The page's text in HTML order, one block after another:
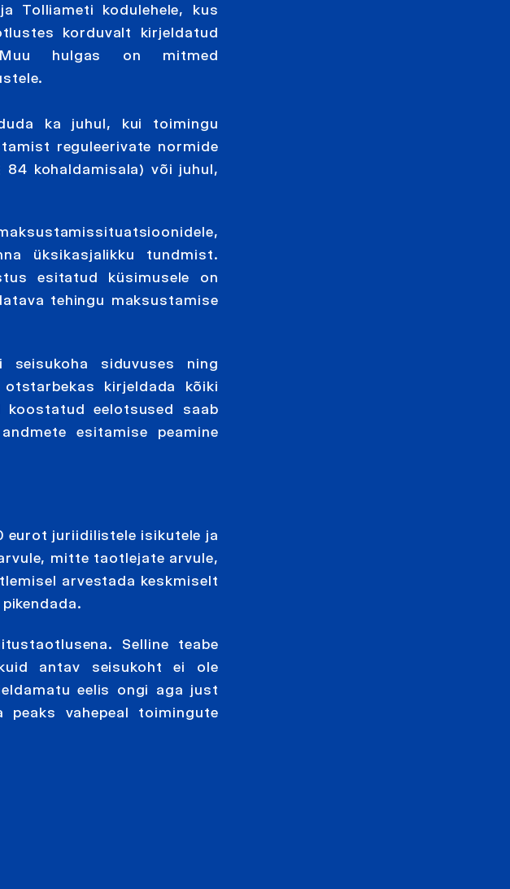
Tolliameti kodulehele, kus
korduvalt kirjeldatud
Muu hulgas on mitmed
ka juhul, kui toimingu
reguleerivate normide
84 kohaldamisala) või juhul,
üksikasjalikku tundmist.
esitatud küsimusele on
tehingu maksustamise
seisukoha siduvuses ning
kirjeldada kõiki
koostatud eelotsused saab
esitamise peamine
eurot juriidilistele isikutele ja
mitte taotlejate arvule,
arvestada keskmiselt
Selline teabe
antav seisukoht ei ole
eelis ongi aga just
vahepeal toimingute